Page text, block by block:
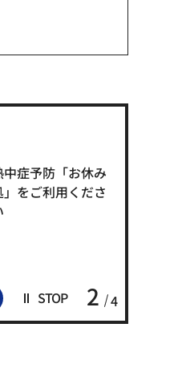
ライドを表示
次のスライドを表示
STOP 2 4
中症予防「お休み
」をご利用くださ